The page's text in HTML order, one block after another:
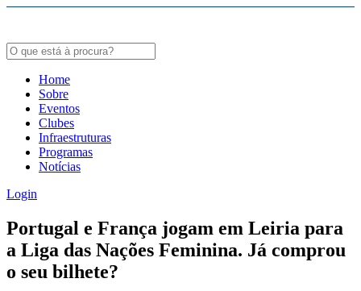
Home
Sobre
Eventos
Clubes
Infraestruturas
Programas
Notícias
Login
Portugal e França jogam em Leiria para
a Liga das Nações Feminina. Já comprou
o seu bilhete?
Growth Hormone Review -https://academic.oup.com/edrv/article/35/3/341/
Grote selectie van farmacologische producten -
Creatine supplementation meta-analysis -
Hypertrophy Adaptations Review -